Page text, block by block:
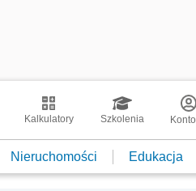
Kalkulatory Szkolenia Konto
Nieruchomości Edukacja